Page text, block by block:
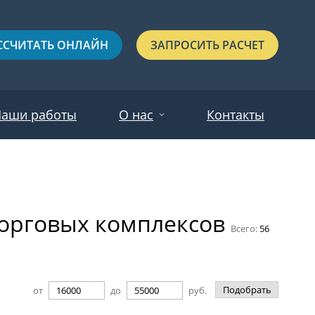
ОНЛАЙН ЗАПРОСИТЬ РАСЧЕТ
С выдавленным рисунком
работы О нас Контакты
комплексов Всего: 56
от до руб. Подобрать